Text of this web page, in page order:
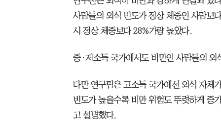
사람들의 외식 빈도가 정상 체중인 사람보
시 정상 체중보다 28%가량 높았다.
중·저소득 국가에서도 비만인 사람들의 외
다만 연구팀은 고소득 국가에선 외식 자체
빈도가 높을수록 비만 위험도 뚜렷하게 증
고 설명했다.